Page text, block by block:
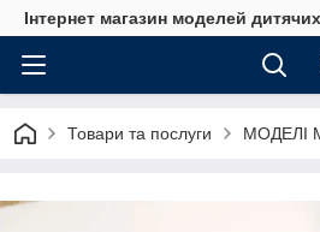
Інтернет магазин моделей
Товари та послуги МОДЕЛІ